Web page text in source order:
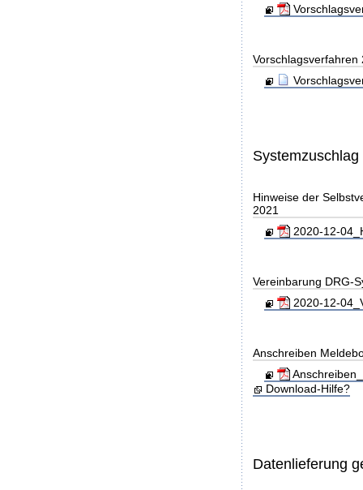
Systemzuschlag
Hinweise der
2021
2020-12-
Vereinbarung DRG-
2020-12-
Anschreiben
Download-Hilfe?
Datenlieferung